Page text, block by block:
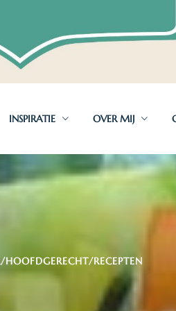
INSPIRATIE OVER MIJ
/HOOFDGERECHT/RECEPTEN